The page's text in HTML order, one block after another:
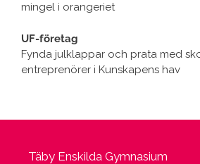
mingel i orangeriet
UF-företag
Fynda julklappar och prata med
entreprenörer i Kunskapens hav
Täby Enskilda Gymnasium